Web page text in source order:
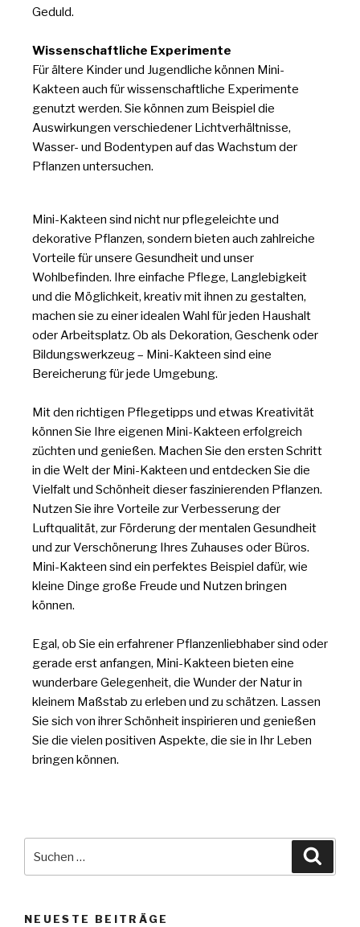
Geduld.
Wissenschaftliche Experimente
Für ältere Kinder und Jugendliche können Mini-
Kakteen auch für wissenschaftliche Experimente
genutzt werden. Sie können zum Beispiel die
Auswirkungen verschiedener Lichtverhältnisse,
Wasser- und Bodentypen auf das Wachstum der
Pflanzen untersuchen.
Mini-Kakteen sind nicht nur pflegeleichte und
dekorative Pflanzen, sondern bieten auch zahlreiche
Vorteile für unsere Gesundheit und unser
Wohlbefinden. Ihre einfache Pflege, Langlebigkeit
und die Möglichkeit, kreativ mit ihnen zu gestalten,
machen sie zu einer idealen Wahl für jeden Haushalt
oder Arbeitsplatz. Ob als Dekoration, Geschenk oder
Bildungswerkzeug – Mini-Kakteen sind eine
Bereicherung für jede Umgebung.
Mit den richtigen Pflegetipps und etwas Kreativität
können Sie Ihre eigenen Mini-Kakteen erfolgreich
züchten und genießen. Machen Sie den ersten Schritt
in die Welt der Mini-Kakteen und entdecken Sie die
Vielfalt und Schönheit dieser faszinierenden Pflanzen.
Nutzen Sie ihre Vorteile zur Verbesserung der
Luftqualität, zur Förderung der mentalen Gesundheit
und zur Verschönerung Ihres Zuhauses oder Büros.
Mini-Kakteen sind ein perfektes Beispiel dafür, wie
kleine Dinge große Freude und Nutzen bringen
können.
Egal, ob Sie ein erfahrener Pflanzenliebhaber sind oder
gerade erst anfangen, Mini-Kakteen bieten eine
wunderbare Gelegenheit, die Wunder der Natur in
kleinem Maßstab zu erleben und zu schätzen. Lassen
Sie sich von ihrer Schönheit inspirieren und genießen
Sie die vielen positiven Aspekte, die sie in Ihr Leben
bringen können.
NEUESTE BEITRÄGE